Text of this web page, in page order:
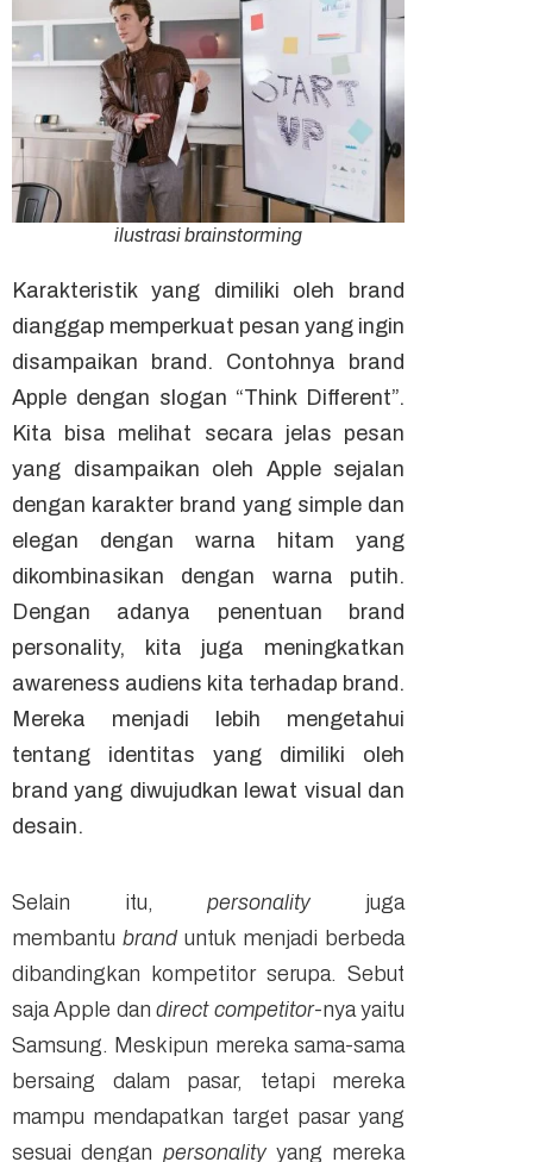
ilustrasi brainstorming
Karakteristik yang dimiliki oleh brand
dianggap memperkuat pesan yang ingin
disampaikan brand. Contohnya brand
Apple dengan slogan “Think Different”.
Kita bisa melihat secara jelas pesan
yang disampaikan oleh Apple sejalan
dengan karakter brand yang simple dan
elegan dengan warna hitam yang
dikombinasikan dengan warna putih.
Dengan adanya penentuan brand
personality, kita juga meningkatkan
awareness audiens kita terhadap brand.
Mereka menjadi lebih mengetahui
tentang identitas yang dimiliki oleh
brandyang diwujudkan lewat visual dan
desain.
Selain itu,personality juga
membantu brand untuk menjadi berbeda
dibandingkan kompetitor serupa. Sebut
saja Apple dandirect competitor-nya yaitu
Samsung. Meskipun mereka sama-sama
bersaing dalam pasar, tetapi mereka
mampu mendapatkan target pasar yang
sesuai dengan personalityyang mereka